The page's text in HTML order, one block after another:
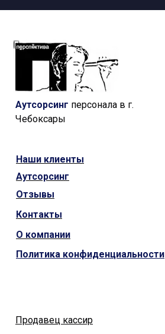
Политика конфиденциальности
Продавец кассир
О компании
Контакты
Отзывы
Аутсорсинг
Наши клиенты
Аутсорсинг персонала в г.
Чебоксары